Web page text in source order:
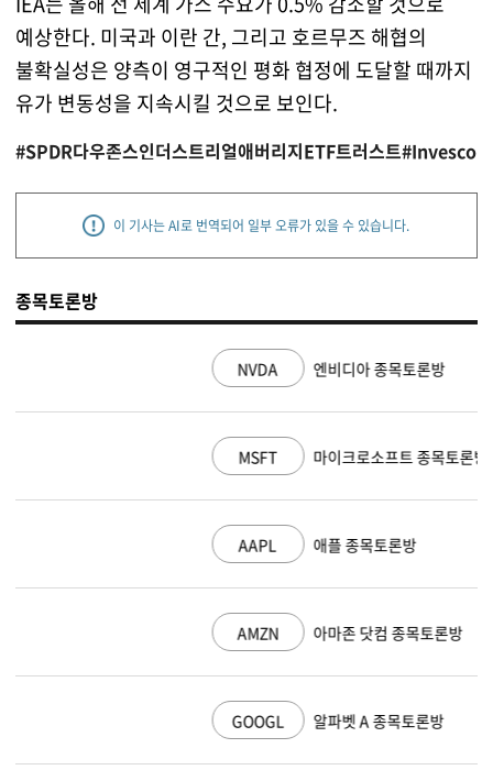
예상한다. 미국과 이란 간, 그리고 호르무즈 해협의
불확실성은 양측이 영구적인 평화 협정에 도달할 때까지
유가 변동성을 지속시킬 것으로 보인다.
#SPDR다우존스인더스트리얼애버리지ETF트러스트#Invesco
이 기사는 AI로 번역되어 일부 오류가 있을 수 있습니다.
종목토론방
엔비디아 종목토론방
마이크로소프트 종목토론방
애플 종목토론방
아마존 닷컴 종목토론방
알파벳 A 종목토론방